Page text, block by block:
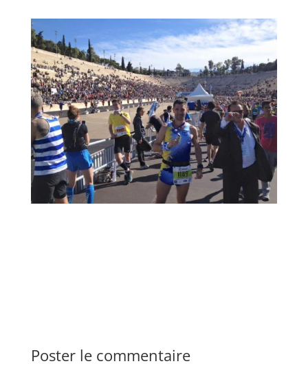
Poster le commentaire